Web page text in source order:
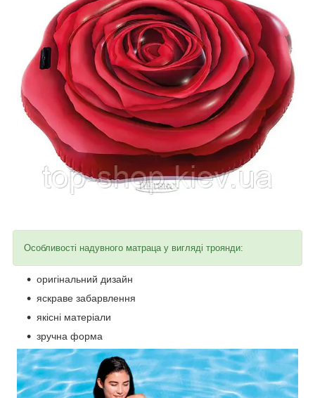
Особливості надувного матраца у вигляді троянди:
оригінальний дизайн
яскраве забарвлення
якісні матеріали
зручна форма